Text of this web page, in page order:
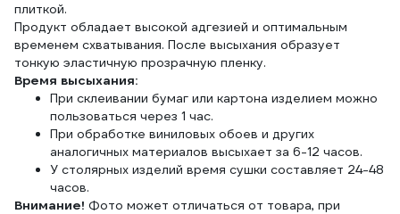
плиткой.
Продукт обладает высокой адгезией и оптимальным
временем схватывания. После высыхания образует
тонкую эластичную прозрачную пленку.
Время высыхания:
При склеивании бумаг или картона изделием можно
пользоваться через 1 час.
При обработке виниловых обоев и других
аналогичных материалов высыхает за 6-12 часов.
У столярных изделий время сушки составляет 24-48
часов.
Внимание! Фото может отличаться от товара, при